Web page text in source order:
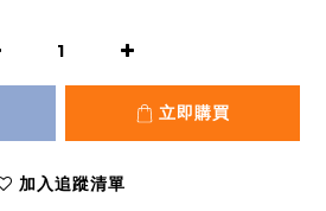
立即購買
加入追蹤清單